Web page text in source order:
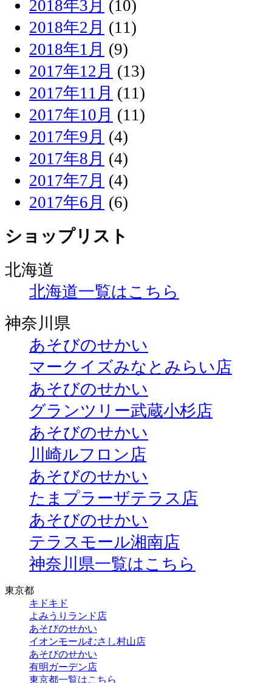
2018年3月 (10)
2018年2月 (11)
2018年1月 (9)
2017年12月 (13)
2017年11月 (11)
2017年10月 (11)
2017年9月 (4)
2017年8月 (4)
2017年7月 (4)
2017年6月 (6)
ショップリスト
北海道
北海道一覧はこちら
神奈川県
あそびのせかい
マークイズみなとみらい店
あそびのせかい
グランツリー武蔵小杉店
あそびのせかい
川崎ルフロン店
あそびのせかい
たまプラーザテラス店
あそびのせかい
テラスモール湘南店
神奈川県一覧はこちら
東京都
キドキド
よみうりランド店
あそびのせかい
イオンモールむさし村山店
あそびのせかい
有明ガーデン店
東京都一覧はこちら